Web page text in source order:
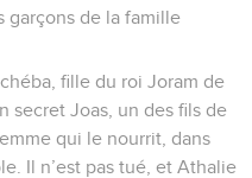
garçons de la famille
fille du roi Joram de
secret Joas, un des fils de
qui le nourrit, dans
Il n’est pas tué, et Athalie